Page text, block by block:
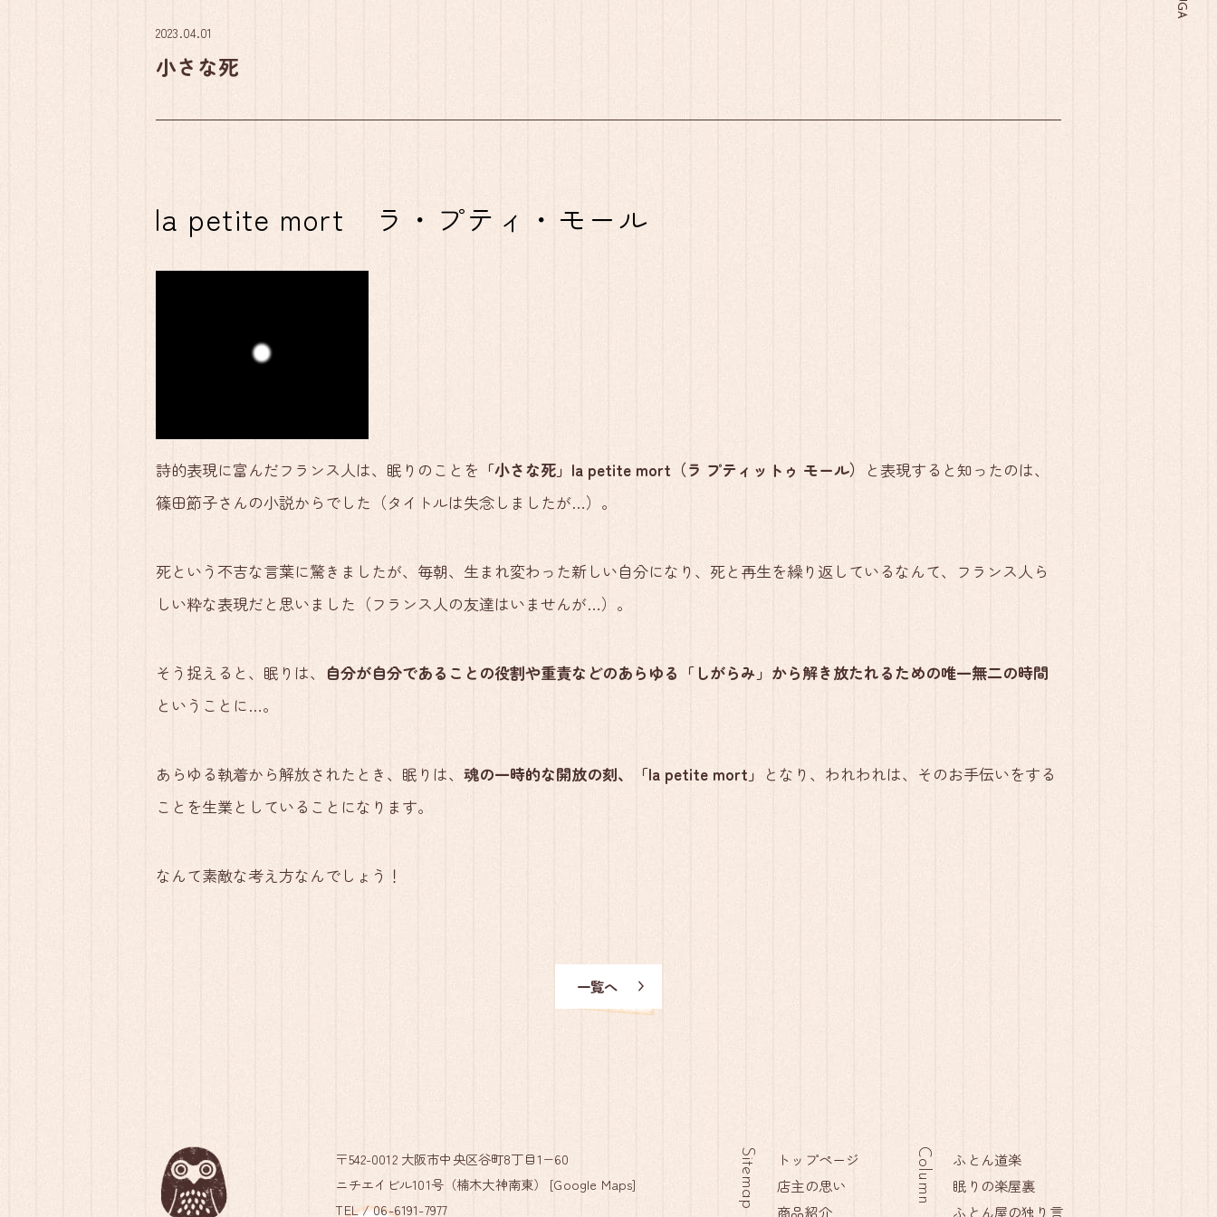
2023.04.01
小さな死
la petite mort ラ・プティ・モール
詩的表現に富んだフランス人は、眠りのことを 「小さな死」la petite mort（ラ プティットゥ モール） と表現すると知ったのは、
篠田節子さんの小説からでした（タイトルは失念しましたが…）。
死という不吉な言葉に驚きましたが、毎朝、生まれ変わった新しい自分になり、死と再生を繰り返しているなんて、フランス人ら
しい粋な表現だと思いました（フランス人の友達はいませんが…）。
そう捉えると、眠りは、
自分が自分であることの役割や重責などのあらゆる「しがらみ」から解き放たれるための唯一無二の時間
ということに…。
あらゆる執着から解放されたとき、眠りは、 魂の一時的な開放の刻、「la petite mort」 となり、われわれは、そのお手伝いをする
ことを生業としていることになります。
なんて素敵な考え方なんでしょう！
一覧へ
〒542-0012 大阪市中央区谷町8丁目1−60
ニチエイビル101号（楠木大神南東） [Google Maps]
TEL /06-6191-7977
Sitemap
トップページ
店主の思い
商品紹介
Column
ふとん道楽
眠りの楽屋裏
ふとん屋の独り言